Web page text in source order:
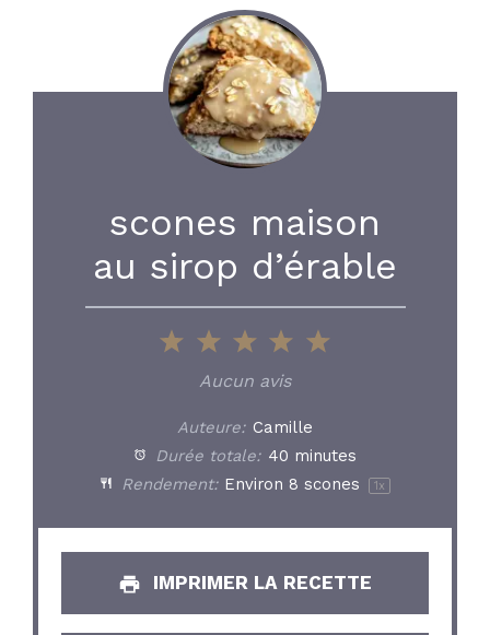
scones maison
au sirop d’érable
5
4
3
Stars
2
Stars
1
Star
Aucun avis
Auteure: Camille
Durée totale: 40 minutes
Rendement: Environ 8 scones 1x
IMPRIMER LA RECETTE